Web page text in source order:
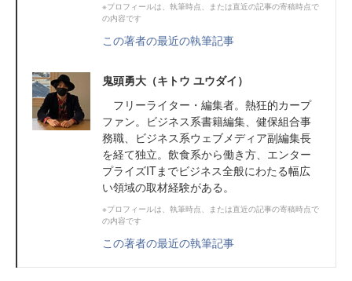
※プロフィールは、執筆時点、または直近の記事の寄稿時点で
の内容です
この著者の最近の執筆記事
鬼頭勇大（キトウ ユウダイ）
フリーライター・編集者。熱狂的カープ
ファン。ビジネス系書籍編集、健保組合事
務職、ビジネス系ウェブメディア副編集長
を経て独立。飲食系から働き方、エンター
プライズITまでビジネス全般にわたる幅広
い領域の取材経験がある。
※プロフィールは、執筆時点、または直近の記事の寄稿時点で
の内容です
この著者の最近の執筆記事